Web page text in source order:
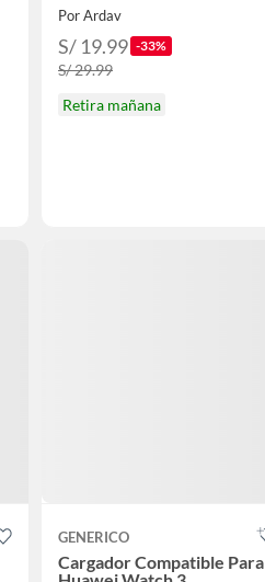
Por Ardav
S/ 19.99 -33%
S/ 29.99
Retira mañana
GENERICO
Cargador Compatible Para